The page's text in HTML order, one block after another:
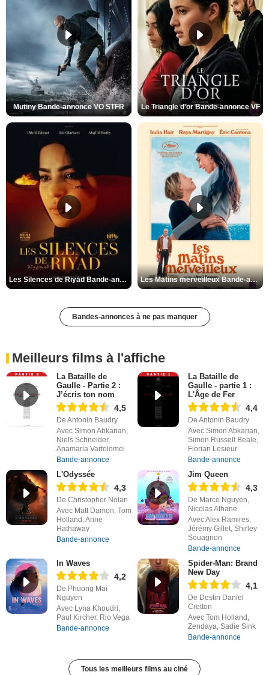
Mutiny Bande-annonce VO STFR Le Triangle d'or Bande-annonce VF
Les Silences de Riyad Bande-annonce VO STFR Les Matins merveilleux Bande-annonce VF
Bandes-annonces à ne pas manquer
Meilleurs films à l'affiche
La Bataille de
Gaulle - Partie 2 :
J’écris ton nom
4,5
De Antonin Baudry
Avec Simon Abkarian,
Niels Schneider,
Anamaria Vartolomei
Bande-annonce
La Bataille de
Gaulle - partie 1 :
L'Âge de Fer
4,4
De Antonin Baudry
Avec Simon Abkarian,
Simon Russell Beale,
Florian Lesieur
Bande-annonce
L'Odyssée
4,3
De Christopher Nolan
Avec Matt Damon, Tom
Holland, Anne
Hathaway
Bande-annonce
Jim Queen
4,3
De Marco Nguyen,
Nicolas Athane
Avec Alex Ramires,
Jérémy Gillet, Shirley
Souagnon
Bande-annonce
In Waves
4,2
De Phuong Mai
Nguyen
Avec Lyna Khoudri,
Paul Kircher, Rio Vega
Bande-annonce
Spider-Man: Brand
New Day
4,1
De Destin Daniel
Cretton
Avec Tom Holland,
Zendaya, Sadie Sink
Bande-annonce
Tous les meilleurs films au ciné